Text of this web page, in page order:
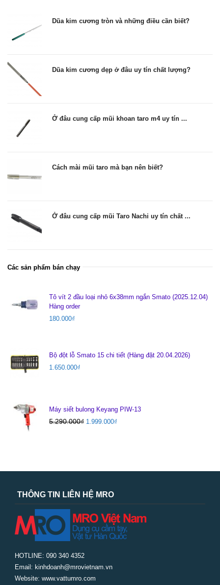
Dũa kim cương tròn và những điều cần biết?
Dũa kim cương dẹp ở đâu uy tín chất lượng?
Ở đâu cung cấp mũi khoan taro m4 uy tín ...
Cách mài mũi taro mà bạn nên biết?
Ở đâu cung cấp mũi Taro Nachi uy tín chất ...
Các sản phẩm bán chạy
Tô vít 2 đầu loại nhỏ 6x38mm ngắn Smato (2025.12.04)
Hàng order
180.000₫
Bộ đột lỗ Smato 15 chi tiết (Hàng đặt 20.04.2026)
1.650.000₫
Máy siết bulong Keyang PIW-13
5.290.000₫ 1.999.000₫
THÔNG TIN LIÊN HỆ MRO
HOTLINE: 090 340 4352
Email: kinhdoanh@mrovietnam.vn
Website: www.vattumro.com